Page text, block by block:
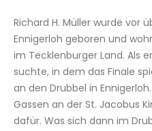
Richard H. Müller wurde vor
Ennigerloh geboren und
im Tecklenburger Land. Als
suchte, in dem das Finale
an den Drubbel in
Gassen an der St. Jacobus
dafür. Was sich dann im